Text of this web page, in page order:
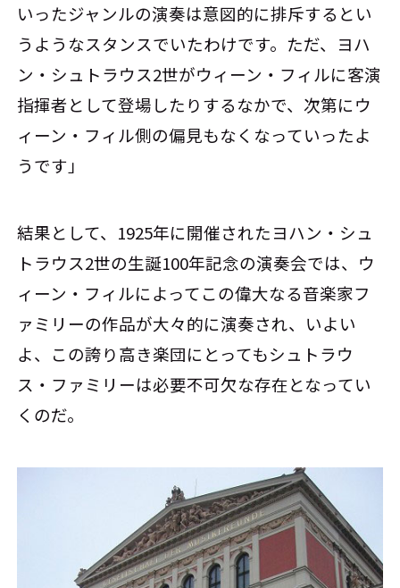
いったジャンルの演奏は意図的に排斥するとい
うようなスタンスでいたわけです。ただ、ヨハ
ン・シュトラウス2世がウィーン・フィルに客演
指揮者として登場したりするなかで、次第にウ
ィーン・フィル側の偏見もなくなっていったよ
うです」
結果として、1925年に開催されたヨハン・シュ
トラウス2世の生誕100年記念の演奏会では、ウ
ィーン・フィルによってこの偉大なる音楽家フ
ァミリーの作品が大々的に演奏され、いよい
よ、この誇り高き楽団にとってもシュトラウ
ス・ファミリーは必要不可欠な存在となってい
くのだ。